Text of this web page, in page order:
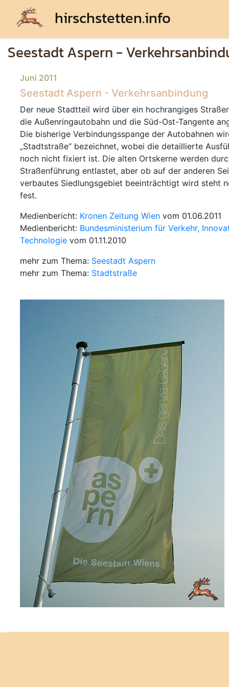
hirschstetten.info
Seestadt Aspern -
Juni 2011
Seestadt Aspern - Verkehrsanbindung
Der neue Stadtteil wird über ein hochrangiges
die Außenringautobahn und die Süd-Ost-Tangente
Die bisherige Verbindungsspange der Autobahnen
Stadtstraße bezeichnet, wobei die detaillierte
noch nicht fixiert ist. Die alten Ortskerne werden
Straßenführung entlastet, aber ob auf der anderen
verbautes Siedlungsgebiet beeinträchtigt wird steht
fest.
Medienbericht: Kronen Zeitung Wien vom 01.06.2011
Medienbericht: Bundesministerium für Verkehr,
Technologie vom 01.11.2010
mehr zum Thema: Seestadt Aspern
mehr zum Thema: Stadtstraße